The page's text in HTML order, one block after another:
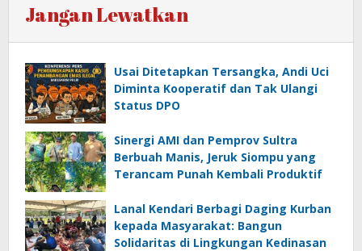
Jangan Lewatkan
Usai Ditetapkan Tersangka, Andi Uci
Diminta Kooperatif dan Tak Ulangi
Status DPO
Sinergi AMI dan Pemprov Sultra
Berbuah Manis, Jeruk Siompu yang
Terancam Punah Kembali Produktif
Lanal Kendari Berbagi Daging Kurban
kepada Masyarakat: Bangun
Solidaritas di Lingkungan Kedinasan